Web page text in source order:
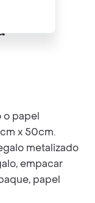
o papel
x 50cm.
metalizado
empacar
papel